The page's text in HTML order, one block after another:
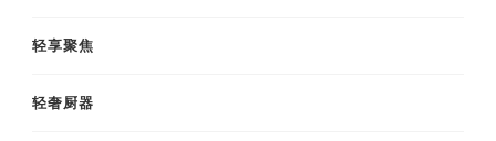
轻享聚焦
轻奢厨器